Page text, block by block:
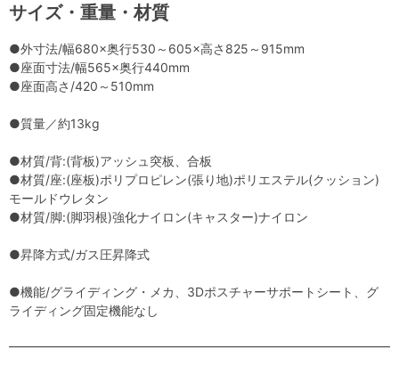
サイズ・重量・材質
●外寸法/幅680×奥行530～605×高さ825～915mm
●座面寸法/幅565×奥行440mm
●座面高さ/420～510mm
●質量／約13kg
●材質/背:(背板)アッシュ突板、合板
●材質/座:(座板)ポリプロピレン(張り地)ポリエステル(クッション)
モールドウレタン
●材質/脚:(脚羽根)強化ナイロン(キャスター)ナイロン
●昇降方式/ガス圧昇降式
●機能/グライディング・メカ、3Dポスチャーサポートシート、グ
ライディング固定機能なし